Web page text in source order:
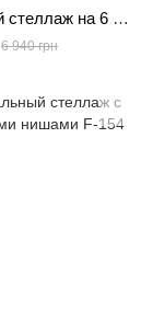
Лофтовый стеллаж на 6 полок
6 940 грн